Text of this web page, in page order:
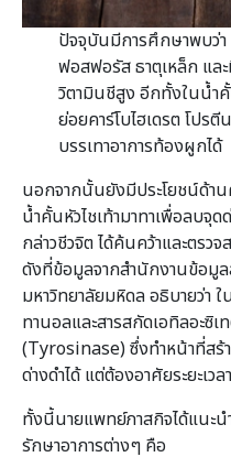
ปัจจุบันมีการศึกษาพบว่า
ฟอสฟอรัส ธาตุเหล็ก แล
วิตามินชีสูง อีกทั้งในน้ำคั้
ย่อยคาร์โบไฮเดรต โปร
บรรเทาอาการท้องผูกได้
นอกจากนั้นยังมีประโยชน์ด้าน
น้ำคั้นหัวไชเท้ามาทาเพื่อลบจุด
กล่าวชีวจิต ได้ค้นคว้าและตรว
ดังที่ข้อมูลจากสำนักงานข้อมู
มหาวิทยาลัยมหิดล อธิบายว่า
ทานอลและสารสกัดเอทิลอะซิเ
(Tyrosinase) ซึ่งทำหน้าที่สร้
ด่างดำได้ แต่ต้องอาศัยระยะเว
ทั้งนี้นายแพทย์ภาสกิจได้แนะน
รักษาอาการต่างๆ คือ